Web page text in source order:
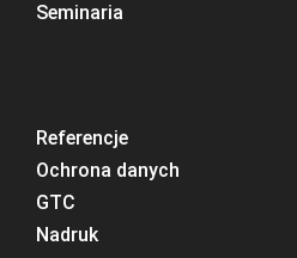
Seminaria
Referencje
Ochrona danych
GTC
Nadruk